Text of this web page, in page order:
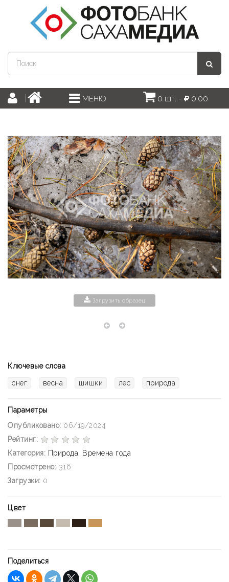
МЕНЮ 0 шт. - 0.00
Загрузить образец
Ключевые слова
снег весна шишки лес природа
Параметры
Опубликовано: 06/19/2024
Рейтинг:
Категория: Природа
Времена года
Просмотрено: 316
Загрузки: 0
Цвет
Поделиться